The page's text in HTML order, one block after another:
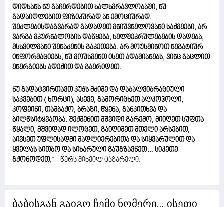
დიდხანს ნუ გაჩერდებით ხალხმრავლობაში, ნუ
გადაიღლებით ფიზიკურად ან ემოციურად.
შეძლებისდაგვარად გადადეთ მნიშვნელოვანი საქმეები, არ
ვარგა მკურნალობის დაწყება, ხელშეკრულებების დადება,
მსხვილმანი შენაძენის გაკეთება. არ მოუსმინოთ ნეგატიურ
ინფორმაციებს, ნუ მოუსმენთ ისეთ ადამიანებს, ვინც გაცლით
ენერგიებს ადექით და გაერიდეთ.
ნუ გადატვირთავთ კუჭს მძიმე და დაბალვიბრაციული
საკვებით ( ხორცი), ასევე, გამორიცხეთ ალკოჰოლი,
კოფეინი, თამბაქო, ბრაზი, წყენა, განკითხვა და
ბილწსიტყვაობა. შექმენით მშვიდი გარემო, მიიღეთ სუფთა
წყალი, მშვიდად ილოცეთ, გაიღიმეთ მთელი არსებით,
აივსეთ უფლისადმი მადლიერებითა და სიყვარულით და
ყველას სითბო და სიხარული გაუგზავნეთ… სიკეთე
გქონოდეთ,“ - წერს მიხეილ ცაგარელი.
ბაბისგან გაიგო ჩემი ნომერი... ისეთი